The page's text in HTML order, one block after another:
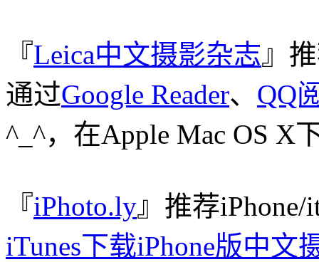
『Leica中文摄影杂志』
通过Google Reader、 QQ
^_^，在Apple Mac OS X
『iPhoto.ly』推荐iPhone/
iTunes下载iPhone版中文